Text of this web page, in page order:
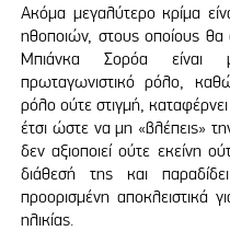
Ακόμα μεγαλύτερο κρίμα
ηθοποιών, στους οποίους θα
Μπιάνκα Σορόα είναι
πρωταγωνιστικό ρόλο,
ρόλο ούτε στιγμή,
έτσι ώστε να μη «βλέπεις»
δεν αξιοποιεί ούτε εκείνη
διάθεσή της και
προορισμένη αποκλειστικά
ηλικίας.